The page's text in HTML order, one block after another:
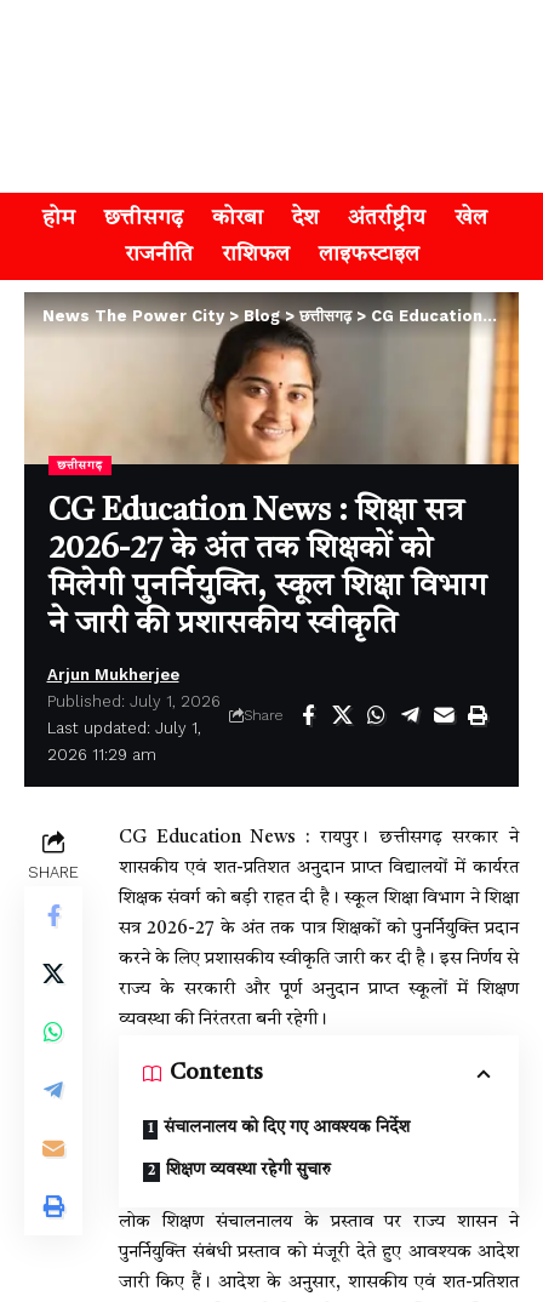
होम छत्तीसगढ़ कोरबा देश अंतर्राष्ट्रीय
खेल
राजनीति
राशिफल लाइफस्टाइल
News The Power City> Blog> छत्तीसगढ़> CG Education News : शिक्षा सत्र 2026-27 के अंत तक शिक्षकों को मिलेगी पुनर्नियुक्ति, स्कूल शिक्षा विभाग ने जारी की प्रशासकीय स्वीकृति
छत्तीसगढ़
CG Education News : शिक्षा सत्र
2026-27 के अंत तक शिक्षकों को
मिलेगी पुनर्नियुक्ति, स्कूल शिक्षा विभाग
ने जारी की प्रशासकीय स्वीकृति
Last updated: July 1,
2026 11:29 am
Arjun Mukherjee
Published: July 1, 2026
Share
SHARE
CG Education News : रायपुर। छत्तीसगढ़ सरकार ने
शासकीय एवं शत-प्रतिशत अनुदान प्राप्त विद्यालयों में कार्यरत
शिक्षक संवर्ग को बड़ी राहत दी है। स्कूल शिक्षा विभाग ने शिक्षा
सत्र 2026-27 के अंत तक पात्र शिक्षकों को पुनर्नियुक्ति प्रदान
करने के लिए प्रशासकीय स्वीकृति जारी कर दी है। इस निर्णय से
राज्य के सरकारी और पूर्ण अनुदान प्राप्त स्कूलों में शिक्षण
व्यवस्था की निरंतरता बनी रहेगी।
Contents
संचालनालय को दिए गए आवश्यक निर्देश
शिक्षण व्यवस्था रहेगी सुचारु
लोक शिक्षण संचालनालय के प्रस्ताव पर राज्य शासन ने
पुनर्नियुक्ति संबंधी प्रस्ताव को मंजूरी देते हुए आवश्यक आदेश
जारी किए हैं। आदेश के अनुसार, शासकीय एवं शत-प्रतिशत